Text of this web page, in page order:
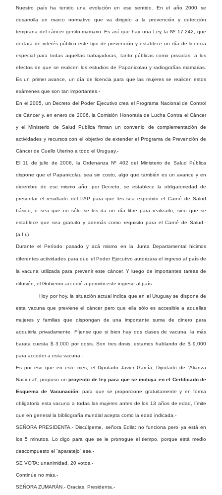
Nuestro país ha tenido una evolución en ese sentido. En el año 2000 se
desarrolla un marco normativo que va dirigido a la prevención y detección
temprana del cáncer genito-mamario. Es así que hay una Ley, la Nº 17.242, que
declara de interés público este tipo de prevención y establece un día de licencia
especial para todas aquellas trabajadoras, tanto públicas como privadas, a los
efectos de que se realicen los estudios de Papanicolau y radiografías mamarias.
Es un primer avance, un día de licencia para que las mujeres se realicen estos
exámenes que son tan importantes.-
En el 2005, un Decreto del Poder Ejecutivo crea el Programa Nacional de Control
de Cáncer y, en enero de 2006, la Comisión Honoraria de Lucha Contra el Cáncer
y el Ministerio de Salud Pública firman un convenio de complementación de
actividades y recursos con el objetivo de extender el Programa de Prevención de
Cáncer de Cuello Uterino a todo el Uruguay.-
El 11 de julio de 2006, la Ordenanza Nº 402 del Ministerio de Salud Pública
dispone que el Papanicolau sea sin costo, algo que también es un avance y en
diciembre de ese mismo año, por Decreto, se establece la obligatoriedad de
presentar el resultado del PAP para que les sea expedido el Carné de Salud
básico, o sea que no sólo se les da un día libre para realizarlo, sino que se
establece que sea gratuito y además como requisito para el Carné de Salud.-
(a.f.r.)
Durante el Período pasado y acá mismo en la Junta Departamental hicimos
diferentes actividades para que el Poder Ejecutivo autorizara el ingreso al país de
la vacuna utilizada para prevenir este cáncer. Y luego de importantes tareas de
difusión, el Gobierno accedió a permitir este ingreso al país.-
Hoy por hoy, la situación actual indica que en el Uruguay se dispone de
esta vacuna que previene el cáncer pero que ella sólo es accesible a aquellas
mujeres y familias que dispongan de una importante suma de dinero para
adquirirla privadamente. Fíjense que si bien hay dos clases de vacuna, la más
barata cuesta $ 3.000 por dosis. Son tres dosis, estamos hablando de $ 9.000
para acceder a esta vacuna.-
Es por eso que en este mes, el Diputado Javier García, Diputado de “Alianza
Nacional”, propuso unproyecto de ley para que se incluya en el Certificado de
Esquema de Vacunación, para que se proporcione gratuitamente y en forma
obligatoria esta vacuna a todas las mujeres antes de los 13 años de edad, límite
que en general la bibliografía mundial acepta como la edad indicada.-
SEÑORA PRESIDENTA.- Discúlpeme, señora Edila: no funciona pero ya está en
los 5 minutos. Lo digo para que se le prorrogue el tiempo, porque está medio
descompuesto el “aparatejo” ese.-
SE VOTA: unanimidad, 20 votos.-
Continúe no más.-
SEÑORA ZUMARÁN.- Gracias, Presidenta.-